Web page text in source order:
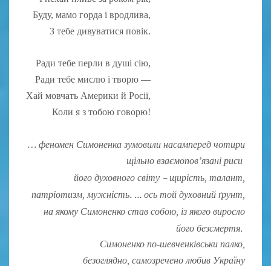
Буду, мамо горда і вродлива,
З тебе дивуватися повік.
Ради тебе перли в душі сію,
Ради тебе мислю і творю —
Хай мовчать Америки й Росії,
Коли я з тобою говорю!
… феномен Симоненка зумовили насамперед чотири
щільно взаємопов’язані риси
його духовного світу –щирість, талант,
патріотизм, мужність. … ось той духовний ґрунт,
на якому Симоненко став собою, із якого виросло
його безсмертя.
Симоненко по-шевченківськи палко,
безоглядно, самозречено любив Україну